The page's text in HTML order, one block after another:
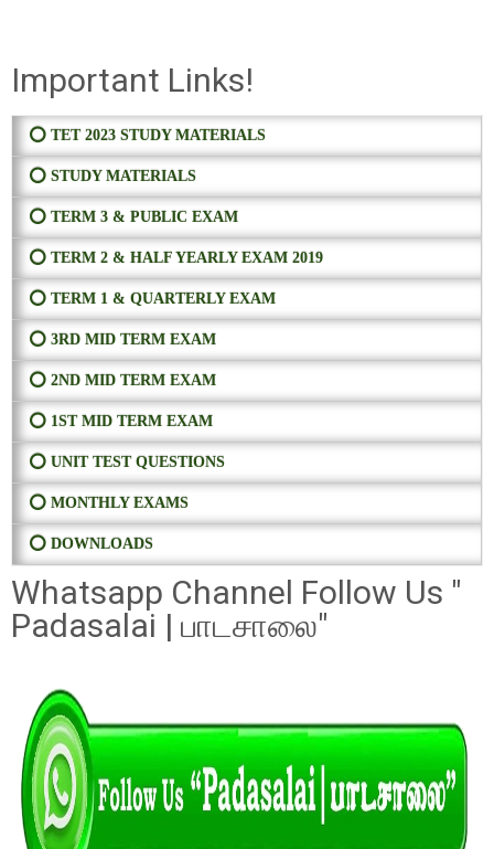
Important Links!
⭕ TET 2023 STUDY MATERIALS
⭕ STUDY MATERIALS
⭕ TERM 3 & PUBLIC EXAM
⭕ TERM 2 & HALF YEARLY EXAM 2019
⭕ TERM 1 & QUARTERLY EXAM
⭕ 3RD MID TERM EXAM
⭕ 2ND MID TERM EXAM
⭕ 1ST MID TERM EXAM
⭕ UNIT TEST QUESTIONS
⭕ MONTHLY EXAMS
⭕ DOWNLOADS
Whatsapp Channel Follow Us "
Padasalai | பாடசாலை"